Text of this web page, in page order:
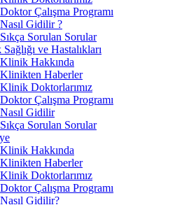
Doktor Çalışma Programı
Nasıl Gidilir ?
Sıkça Sorulan Sorular
ve Hastalıkları
Klinik Hakkında
Klinikten Haberler
Klinik Doktorlarımız
Doktor Çalışma Programı
Nasıl Gidilir
Sıkça Sorulan Sorular
Klinik Hakkında
Klinikten Haberler
Klinik Doktorlarımız
Doktor Çalışma Programı
Nasıl Gidilir?